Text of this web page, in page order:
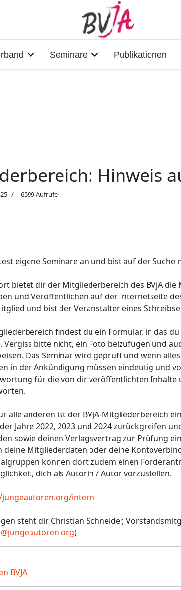
Seminare Publikationen
Hinweis
6599 Aufrufe
eigene Seminare an und bist auf der
bietet dir der Mitgliederbereich des BVjA die
und Veröffentlichen auf der Internetseite
und bist der Veranstalter eines
findest du ein Formular, in das
Vergiss bitte nicht, ein Foto beizufügen und
Das Seminar wird geprüft und wenn
in der Ankündigung müssen eindeutig und
für die von dir veröffentlichten Inhalte
alle anderen ist der BVjA-Mitgliederbereich
Jahre 2022, 2023 und 2024 zurückgreifen
sowie deinen Verlagsvertrag zur Prüfung
deine Mitgliederdaten oder deine
können dort zudem einen
dich als Autorin / Autor vorzustellen.
intern
steht dir Christian Schneider,
)
BVJA